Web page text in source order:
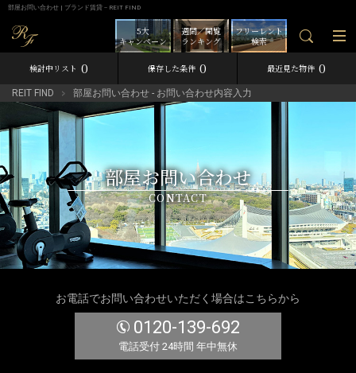
部屋お問い合わせ | ブランド賃貸－REIT FIND
フリーレント
検索
週間／閲覧
ランキング
5大
キャンペーン
検討中リスト 0 保存した条件 0 最近見た物件 0
REIT FIND 部屋お問い合わせ - お問い合わせ内容入力
部屋お問い合わせ
CONTACT
お電話でお問い合わせいただく場合はこちらから
0120-139-692
電話受付 24時間 年中無休